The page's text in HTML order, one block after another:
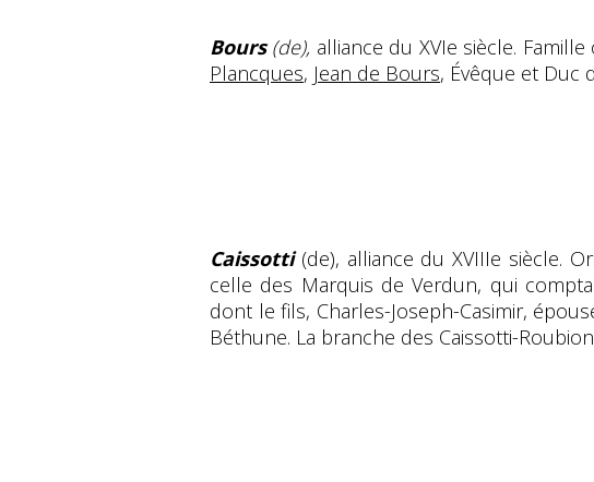
Bours(de), alliance du XVIe siècle.
Plancques, Jean de Bours, Évêque et Duc
Caissotti(de), alliance du XVIIIe siècle.
celle des Marquis de Verdun, qui
dont le fils, Charles-Joseph-Casimir,
Béthune. La branche des Caissotti-